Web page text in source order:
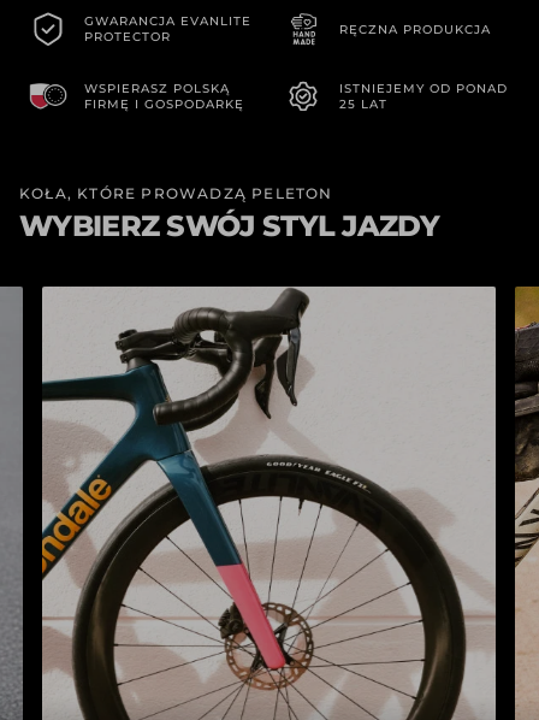
GWARANCJA EVANLITE
PROTECTOR
RĘCZNA PRODUKCJA
WSPIERASZ POLSKĄ
FIRMĘ I GOSPODARKĘ
ISTNIEJEMY OD PONAD
25 LAT
KOŁA, KTÓRE PROWADZĄ PELETON
WYBIERZ SWÓJ STYL JAZDY